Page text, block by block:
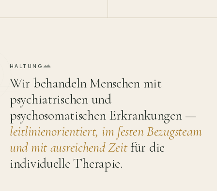
HALTUNG
Wir behandeln Menschen mit
psychiatrischen und
psychosomatischen Erkrankungen —
leitlinienorientiert, im festen Bezugsteam
und mit ausreichend Zeitfür die
individuelle Therapie.